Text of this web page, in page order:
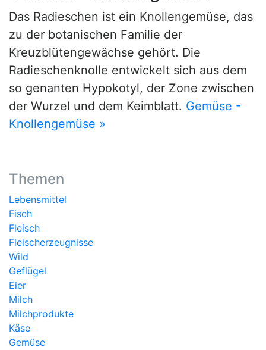
Das Radieschen ist ein Knollengemüse, das
zu der botanischen Familie der
Kreuzblütengewächse gehört. Die
Radieschenknolle entwickelt sich aus dem
so genanten Hypokotyl, der Zone zwischen
der Wurzel und dem Keimblatt. Gemüse -
Knollengemüse »
Themen
Lebensmittel
Fisch
Fleisch
Fleischerzeugnisse
Wild
Geflügel
Eier
Milch
Milchprodukte
Käse
Gemüse